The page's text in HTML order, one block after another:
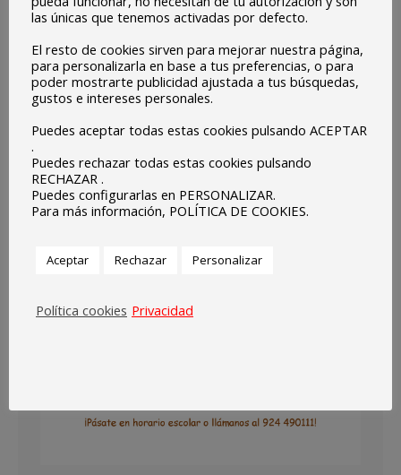
23
las únicas que tenemos activadas por defecto.
El resto de cookies sirven para mejorar nuestra página,
para personalizarla en base a tus preferencias, o para
poder mostrarte publicidad ajustada a tus búsquedas,
gustos e intereses personales.
Puedes aceptar todas estas cookies pulsando ACEPTAR
.
Puedes rechazar todas estas cookies pulsando
RECHAZAR .
Puedes configurarlas en PERSONALIZAR.
Para más información, POLÍTICA DE COOKIES.
Aceptar Rechazar Personalizar
Política cookies Privacidad